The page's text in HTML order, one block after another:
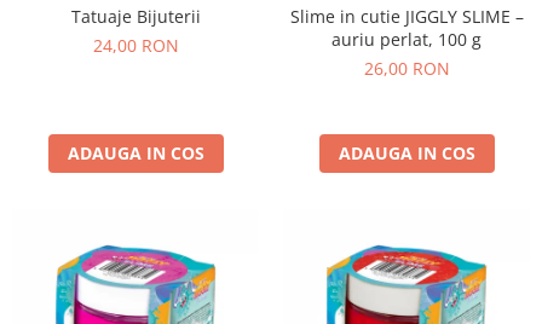
Tatuaje Bijuterii
24,00 RON
ADAUGA IN COS
Slime in cutie JIGGLY SLIME –
auriu perlat, 100 g
26,00 RON
ADAUGA IN COS